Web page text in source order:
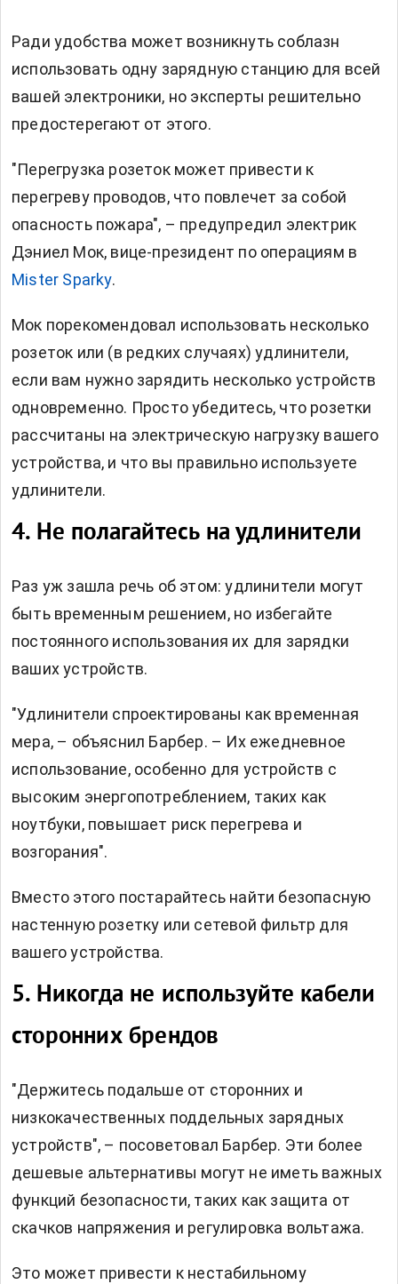
Ради удобства может возникнуть соблазн
использовать одну зарядную станцию для всей
вашей электроники, но эксперты решительно
предостерегают от этого.
"Перегрузка розеток может привести к
перегреву проводов, что повлечет за собой
опасность пожара", – предупредил электрик
Дэниел Мок, вице-президент по операциям в
Mister Sparky.
Мок порекомендовал использовать несколько
розеток или (в редких случаях) удлинители,
если вам нужно зарядить несколько устройств
одновременно. Просто убедитесь, что розетки
рассчитаны на электрическую нагрузку вашего
устройства, и что вы правильно используете
удлинители.
4. Не полагайтесь на удлинители
Раз уж зашла речь об этом: удлинители могут
быть временным решением, но избегайте
постоянного использования их для зарядки
ваших устройств.
"Удлинители спроектированы как временная
мера, – объяснил Барбер. – Их ежедневное
использование, особенно для устройств с
высоким энергопотреблением, таких как
ноутбуки, повышает риск перегрева и
возгорания".
Вместо этого постарайтесь найти безопасную
настенную розетку или сетевой фильтр для
вашего устройства.
5. Никогда не используйте кабели
сторонних брендов
"Держитесь подальше от сторонних и
низкокачественных поддельных зарядных
устройств", – посоветовал Барбер. Эти более
дешевые альтернативы могут не иметь важных
функций безопасности, таких как защита от
скачков напряжения и регулировка вольтажа.
Это может привести к нестабильному